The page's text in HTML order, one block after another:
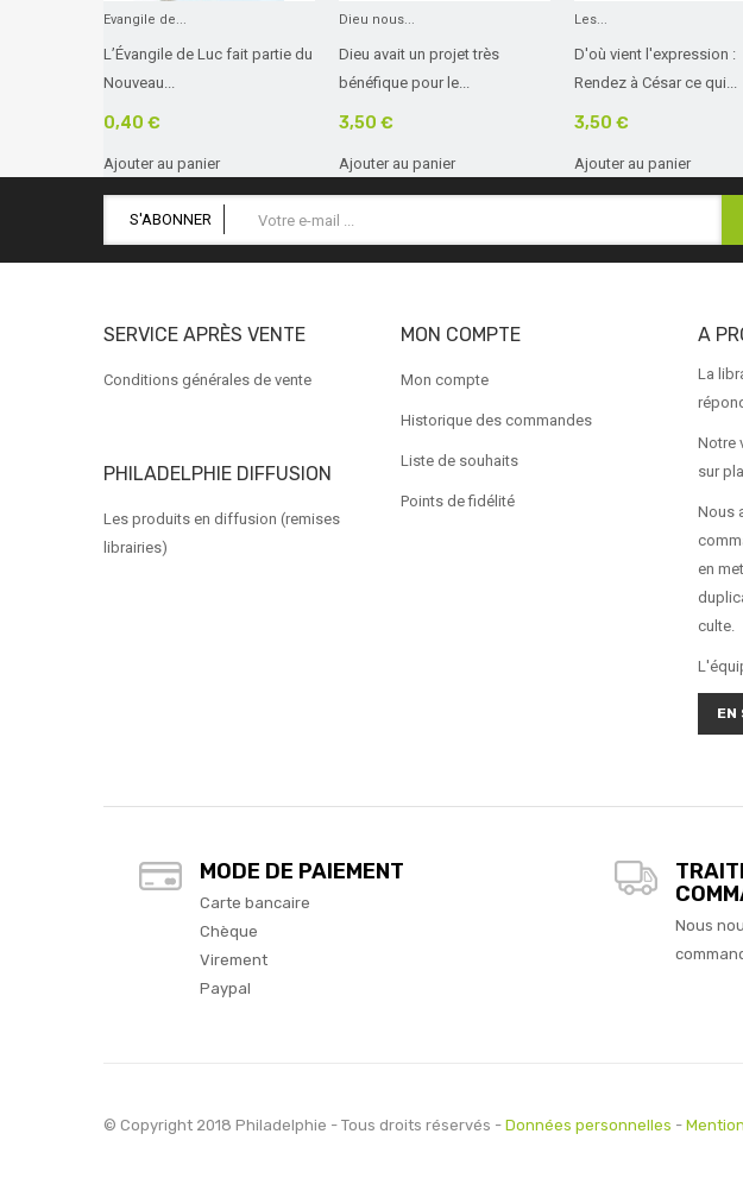
Evangile de...
L’Évangile de Luc fait partie du
Nouveau...
0,40 €
Ajouter au panier
Dieu nous...
Dieu avait un projet très
bénéfique pour le...
3,50 €
Ajouter au panier
Les...
D'où vient l'expression :
Rendez à César ce qui...
3,50 €
Ajouter au panier
S'ABONNER
SERVICE APRÈS VENTE
Conditions générales de vente
PHILADELPHIE DIFFUSION
Les produits en diffusion (remises
librairies)
MON COMPTE
Mon compte
Historique des commandes
Liste de souhaits
Points de fidélité
A
La
Notre
sur
Nous
en
culte.
EN
MODE DE PAIEMENT
Carte bancaire
Chèque
Virement
Paypal
Nous
© Copyright 2018 Philadelphie - Tous droits réservés - Données personnelles -